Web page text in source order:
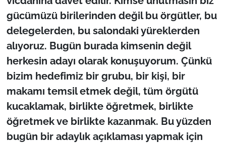
gücümüzü birilerinden değil bu örgütler, bu
delegelerden, bu salondaki yüreklerden
alıyoruz. Bugün burada kimsenin değil
herkesin adayı olarak konuşuyorum. Çünkü
bizim hedefimiz bir grubu, bir kişi, bir
makamı temsil etmek değil, tüm örgütü
kucaklamak, birlikte öğretmek, birlikte
öğretmek ve birlikte kazanmak. Bu yüzden
bugün bir adaylık açıklaması yapmak için